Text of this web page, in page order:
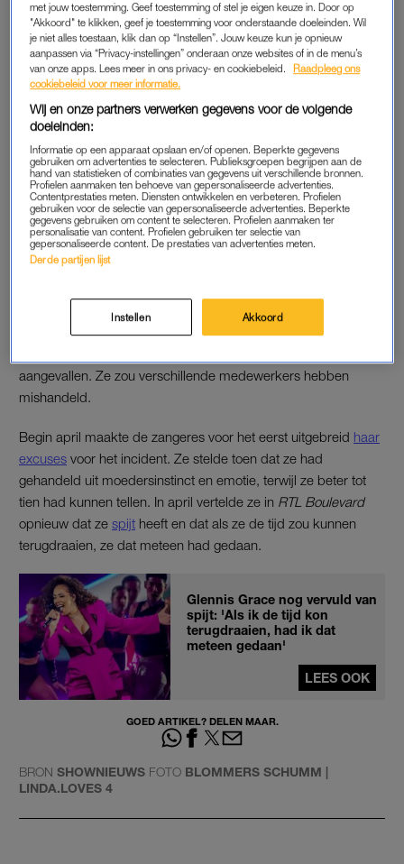
geplaatst over het besluit Grace uit de line-up te halen. ‘Helaas
moeten we aankondigen dat we onze line-up hebben
aangepast.Beste Zangersstaat voor verbinding door middel
van muziek en interactie met elkaar (artiest en publiek)’,
Grace in de line-up. We voelen dat deze editie van Beste
Zangers Live te vroeg komt, om een optreden van Glennis ten
volle tot haar recht te laten komen.’ De organisatie kondigt aan
dat Grace zal worden vervangen door een andere artiest.
‘Morgen zullen wij een vervangende naam aankondigen.’
GEWELDSINCIDENT
Grace werd half februari aangehouden nadat ze verhaal was
aangevallen. Ze zou verschillende medewerkers hebben
mishandeld.
Begin april maakte de zangeres voor het eerst uitgebreid haar
excuses voor het incident. Ze stelde toen dat ze had
gehandeld uit moedersinstinct en emotie, terwijl ze beter tot
tien had kunnen tellen. In april vertelde ze in RTL Boulevard
opnieuw dat ze spijt heeft en dat als ze de tijd zou kunnen
terugdraaien, ze dat meteen had gedaan.
Glennis Grace nog vervuld van
spijt: 'Als ik de tijd kon
terugdraaien, had ik dat
meteen gedaan'
LEES OOK
GOED ARTIKEL? DELEN MAAR.
BRON SHOWNIEUWS FOTO BLOMMERS SCHUMM |
LINDA.LOVES 4
met jouw toestemming. Geef toestemming of stel je eigen keuze in. Door op
"Akkoord" te klikken, geef je toestemming voor onderstaande doeleinden. Wil
je niet alles toestaan, klik dan op “Instellen”. Jouw keuze kun je opnieuw
aanpassen via “Privacy-instellingen” onderaan onze websites of in de menu’s
van onze apps. Lees meer in ons privacy- en cookiebeleid.
Raadpleeg ons
cookiebeleid voor meer informatie.
Wij en onze partners verwerken gegevens voor de volgende
doeleinden:
Informatie op een apparaat opslaan en/of openen. Beperkte gegevens
gebruiken om advertenties te selecteren. Publieksgroepen begrijpen aan de
hand van statistieken of combinaties van gegevens uit verschillende bronnen.
Profielen aanmaken ten behoeve van gepersonaliseerde advertenties.
Contentprestaties meten. Diensten ontwikkelen en verbeteren. Profielen
gebruiken voor de selectie van gepersonaliseerde advertenties. Beperkte
gegevens gebruiken om content te selecteren. Profielen aanmaken ter
personalisatie van content. Profielen gebruiken ter selectie van
gepersonaliseerde content. De prestaties van advertenties meten.
Derde partijen lijst
Instellen Akkoord